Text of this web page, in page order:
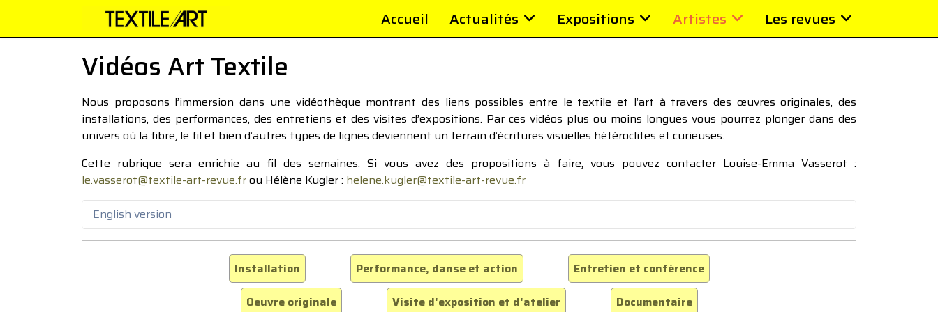
Accueil Actualités Expositions Artistes Les revues
Vidéos Art Textile
Nous proposons l’immersion dans une vidéothèque montrant des liens possibles entre le textile et l’art à travers des œuvres originales, des
installations, des performances, des entretiens et des visites d’expositions. Par ces vidéos plus ou moins longues vous pourrez plonger dans des
univers où la fibre, le fil et bien d’autres types de lignes deviennent un terrain d’écritures visuelles hétéroclites et curieuses.
Cette rubrique sera enrichie au fil des semaines. Si vous avez des propositions à faire, vous pouvez contacter Louise-Emma Vasserot :
le.vasserot@textile-art-revue.frou Hélène Kugler : helene.kugler@textile-art-revue.fr
English version
Installation Performance, danse et action
Entretien et conférence
Oeuvre originale
Visite d'exposition et d'atelier Documentaire